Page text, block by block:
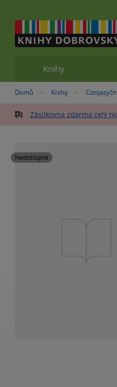
Nacházíte
zde:
Domů »
Knihy »
Zásilkovna zdarma celý
Nedostupné
Knihy